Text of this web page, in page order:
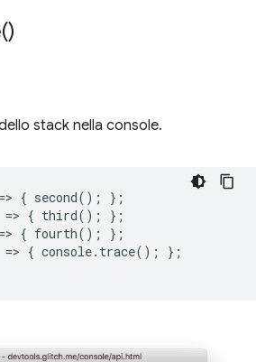
)
stack nella console.
=> { second();
};
=> { third();
};
=> { fourth();
};
=> { console. trace();
};